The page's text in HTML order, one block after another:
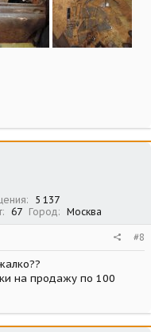
5 137
67 Город Москва
#8
на продажу по 100